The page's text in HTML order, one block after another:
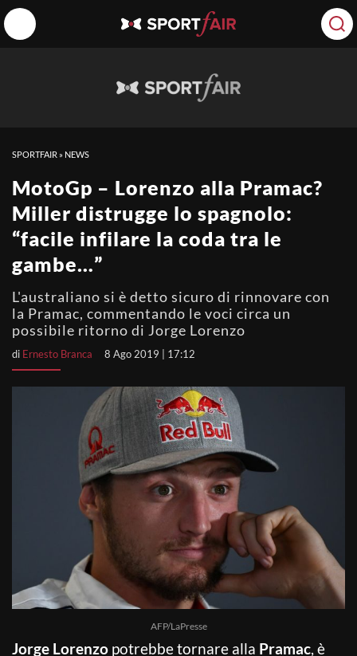
SPORTFAIR » NEWS
MotoGp – Lorenzo alla Pramac?
Miller distrugge lo spagnolo:
“facile infilare la coda tra le
gambe…”
L'australiano si è detto sicuro di rinnovare con
la Pramac, commentando le voci circa un
possibile ritorno di Jorge Lorenzo
di Ernesto Branca 8 Ago 2019 | 17:12
AFP/LaPresse
Jorge Lorenzo potrebbe tornare alla Pramac, è